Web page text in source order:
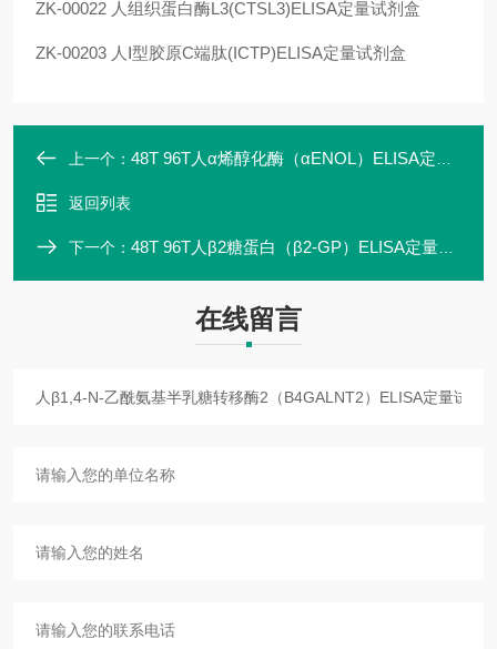
ZK-00022 人组织蛋白酶L3(CTSL3)ELISA定量试剂盒
ZK-00203 人Ⅰ型胶原C端肽(ICTP)ELISA定量试剂盒
上一个： 48T 96T人α烯醇化酶（αENOL）ELISA定量试剂盒
返回列表
下一个： 48T 96T人β2糖蛋白（β2-GP）ELISA定量试剂盒
在线留言